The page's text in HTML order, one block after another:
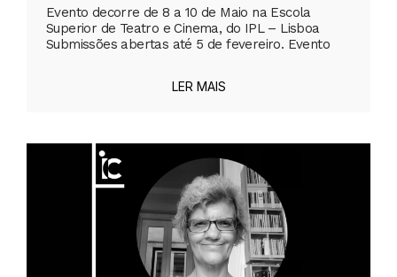
Evento decorre de 8 a 10 de Maio na Escola
Superior de Teatro e Cinema, do IPL – Lisboa
Submissões abertas até 5 de fevereiro. Evento
LER MAIS